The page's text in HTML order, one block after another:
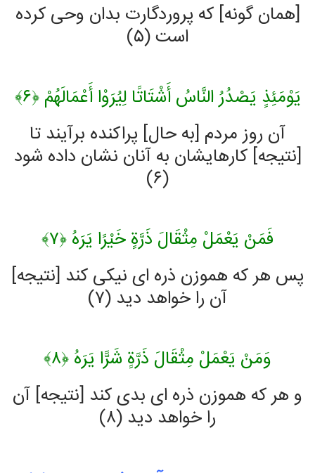
[همان گونه] كه پروردگارت بدان وحى كرده
است (۵)
يَوْمَئِذٍ يَصْدُرُ النَّاسُ أَشْتَاتًا لِيُرَوْا أَعْمَالَهُمْ ﴿۶﴾
آن روز مردم [به حال] پراكنده برآيند تا
[نتيجه] كارهايشان به آنان نشان داده شود
(۶)
فَمَنْ يَعْمَلْ مِثْقَالَ ذَرَّةٍ خَيْرًا يَرَهُ ﴿۷﴾
پس هر كه هموزن ذره‏ اى نيكى كند [نتيجه]
آن را خواهد ديد (۷)
وَمَنْ يَعْمَلْ مِثْقَالَ ذَرَّةٍ شَرًّا يَرَهُ ﴿۸﴾
و هر كه هموزن ذره‏ اى بدى كند [نتيجه] آن
را خواهد ديد (۸)